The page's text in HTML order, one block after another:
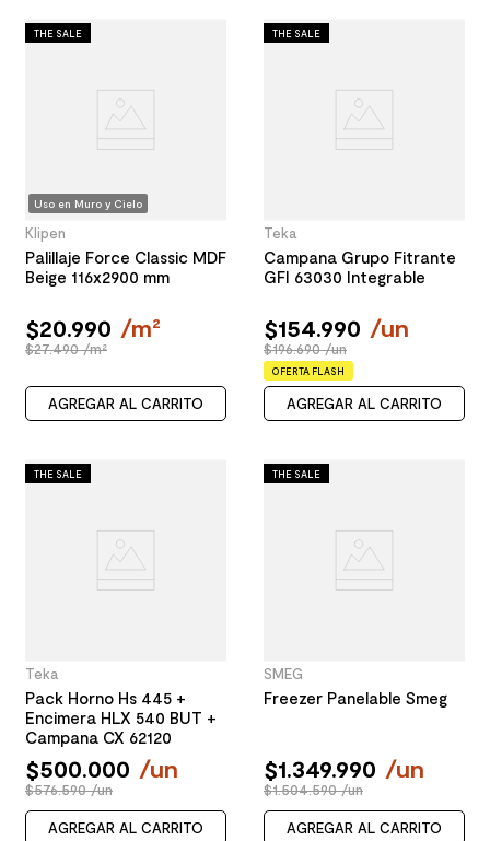
THE SALE
Uso en Muro y Cielo
Klipen
Palillaje Force Classic MDF
Beige 116x2900 mm
$20.990 /m²
$27.490 /m²
AGREGAR AL CARRITO
THE SALE
Teka
Campana Grupo Fitrante
GFI 63030 Integrable
$154.990 /un
$196.690 /un
OFERTA FLASH
AGREGAR AL CARRITO
THE SALE
Teka
Pack Horno Hs 445 +
Encimera HLX 540 BUT +
Campana CX 62120
$500.000 /un
$576.590 /un
AGREGAR AL CARRITO
THE SALE
SMEG
Freezer Panelable Smeg
$1.349.990 /un
$1.504.590 /un
AGREGAR AL CARRITO